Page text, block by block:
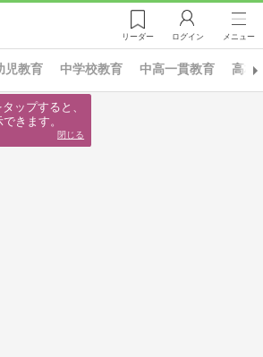
リーダー ログイン メニュー
児教育 中学校教育 中高一貫教育 高校
ップすると、
きます。
閉じる